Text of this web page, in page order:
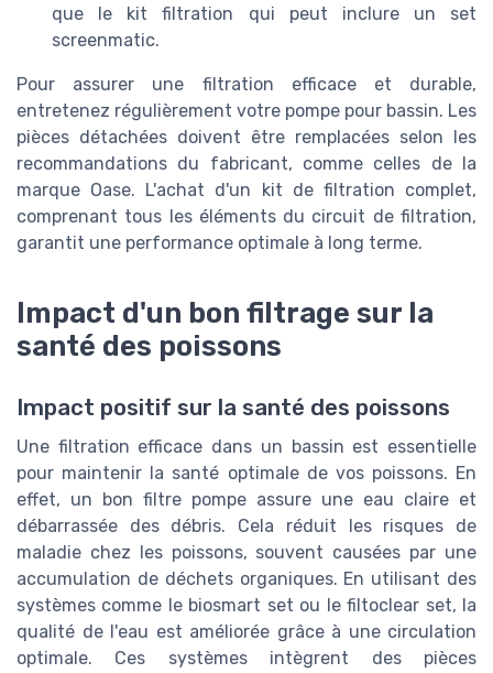
que le kit filtration qui peut inclure un set
screenmatic.
Pour assurer une filtration efficace et durable,
entretenez régulièrement votre pompe pour bassin. Les
pièces détachées doivent être remplacées selon les
recommandations du fabricant, comme celles de la
marque Oase. L'achat d'un kit de filtration complet,
comprenant tous les éléments du circuit de filtration,
garantit une performance optimale à long terme.
Impact d'un bon filtrage sur la
santé des poissons
Impact positif sur la santé des poissons
Une filtration efficace dans un bassin est essentielle
pour maintenir la santé optimale de vos poissons. En
effet, un bon filtre pompe assure une eau claire et
débarrassée des débris. Cela réduit les risques de
maladie chez les poissons, souvent causées par une
accumulation de déchets organiques. En utilisant des
systèmes comme le biosmart set ou le filtoclear set, la
qualité de l'eau est améliorée grâce à une circulation
optimale. Ces systèmes intègrent des pièces